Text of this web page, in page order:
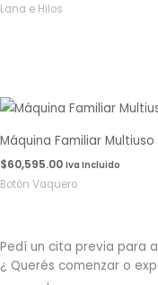
Lana e Hilos
Máquina Familiar Multiuso
$60,595.00 Iva Incluido
Botón Vaquero
Pedí un cita previa para
¿ Querés comenzar o